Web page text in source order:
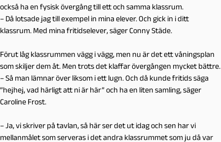
också ha en fysisk övergång till ett och samma klassrum.
– Då lotsade jag till exempel in mina elever. Och gick in i ditt
klassrum. Med mina fritidselever, säger Conny Städe.
Förut låg klassrummen vägg i vägg, men nu är det ett våningsplan
som skiljer dem åt. Men trots det klaffar övergången mycket bättre.
– Så man lämnar över liksom i ett lugn. Och då kunde fritids säga
”hejhej, vad härligt att ni är här” och ha en liten samling, säger
Caroline Frost.
– Ja, vi skriver på tavlan, så här ser det ut idag och sen har vi
mellanmålet som serveras i det andra klassrummet som ju då var